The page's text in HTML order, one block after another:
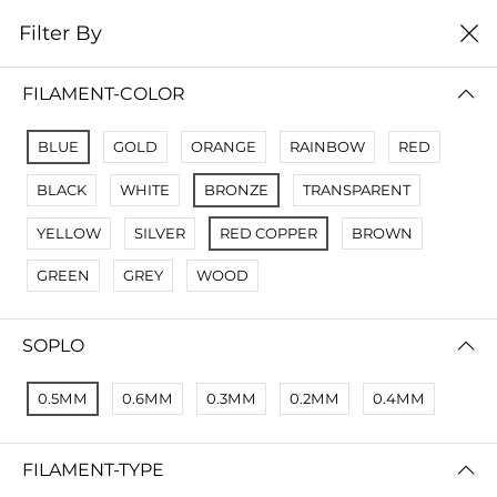
0
цена от высокой к
No Results
Not Found Filters1
Not Found Filters2
Filter By
FILAMENT-COLOR
BLUE GOLD ORANGE RAINBOW RED
BLACK WHITE BRONZE TRANSPARENT
YELLOW SILVER RED COPPER BROWN
GREEN GREY WOOD
SOPLO
0.5ММ 0.6ММ 0.3ММ 0.2ММ 0.4ММ
FILAMENT-TYPE